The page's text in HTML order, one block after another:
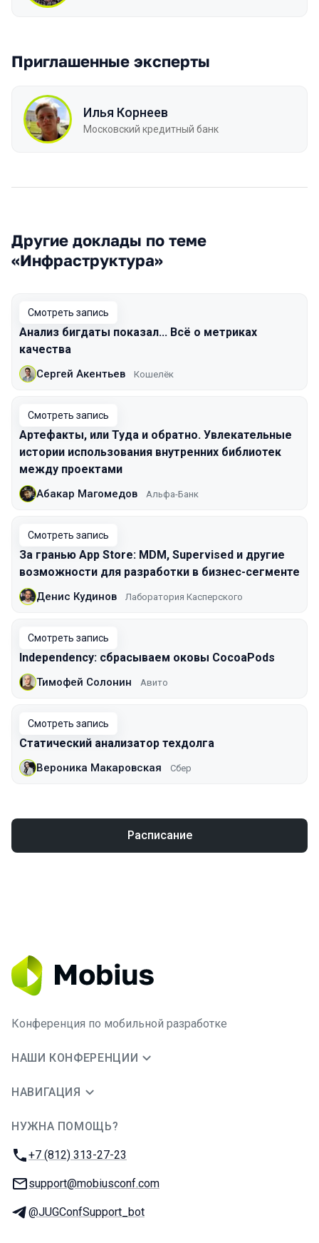
Приглашенные эксперты
Илья Корнеев
Московский кредитный банк
Другие доклады по теме
«Инфраструктура»
Смотреть запись
Анализ бигдаты показал... Всё о метриках
качества
Сергей Акентьев Кошелёк
Смотреть запись
Артефакты, или Туда и обратно. Увлекательные
истории использования внутренних библиотек
между проектами
Абакар Магомедов Альфа-Банк
Смотреть запись
За гранью App Store: MDM, Supervised и другие
возможности для разработки в бизнес-сегменте
Денис Кудинов Лаборатория Касперского
Смотреть запись
Independency: сбрасываем оковы CocoaPods
Тимофей Солонин Авито
Смотреть запись
Статический анализатор техдолга
Вероника Макаровская Сбер
Расписание
Конференция по мобильной разработке
НАШИ КОНФЕРЕНЦИИ
НАВИГАЦИЯ
НУЖНА ПОМОЩЬ?
Телефон:
+7 (812) 313-27-23
E-mail:
support@mobiusconf.com
Телеграм:
@JUGConfSupport_bot